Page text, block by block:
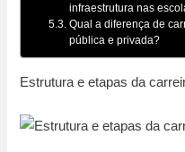
infraestrutura nas
Qual a diferença de
pública e privada?
Estrutura e etapas da